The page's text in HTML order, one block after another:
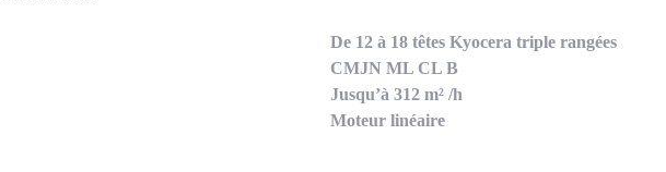
De 12 à 18 têtes Kyocera triple rangées
CMJN ML CL B
Jusqu’à 312 m² /h
Moteur linéaire